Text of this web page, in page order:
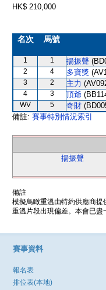
HK$ 210,000
名次 馬號
1 1 揚振聲
2
4 多寶獎
3
2 主力
4
3 頂爺
WV
5 奇財
備註: 賽事特別情況索引
揚振聲
備註
模擬鳥瞰重溫由特約供應商
重溫片段出現偏差。本會已盡
賽事資料
報名表
排位表(本地)